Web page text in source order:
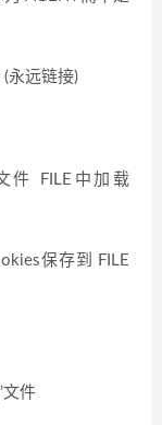
永远链接)
件 FILE中加载
保存到 FILE
文件